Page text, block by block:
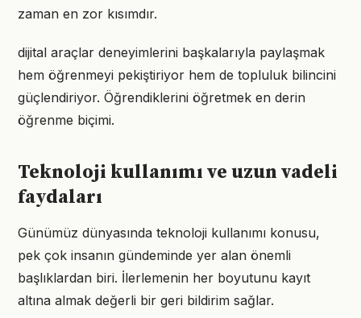
zaman en zor kısımdır.
dijital araçlar deneyimlerini başkalarıyla paylaşmak
hem öğrenmeyi pekiştiriyor hem de topluluk bilincini
güçlendiriyor. Öğrendiklerini öğretmek en derin
öğrenme biçimi.
Teknoloji kullanımı ve uzun vadeli
faydaları
Günümüz dünyasında teknoloji kullanımı konusu,
pek çok insanın gündeminde yer alan önemli
başlıklardan biri. İlerlemenin her boyutunu kayıt
altına almak değerli bir geri bildirim sağlar.